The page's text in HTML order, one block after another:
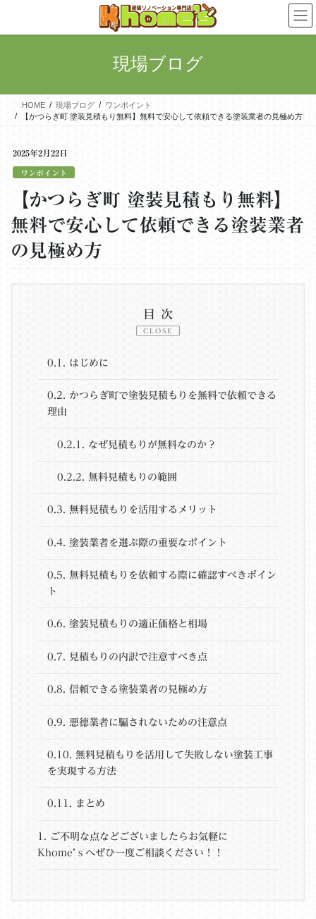
テ
移
ゲ
ン
現場ブログ
HOME 現場ブログ
ワンポイント
【かつらぎ町 塗装見積もり無料】無料で安心して依頼できる塗装業者の見極め方
2025年2月22日
ワンポイント
【かつらぎ町 塗装見積もり無料】
無料で安心して依頼できる塗装業者
の見極め方
目次
CLOSE
0.1. はじめに
0.2. かつらぎ町で塗装見積もりを無料で依頼できる
理由
0.2.1. なぜ見積もりが無料なのか？
0.2.2. 無料見積もりの範囲
0.3. 無料見積もりを活用するメリット
0.4. 塗装業者を選ぶ際の重要なポイント
0.5. 無料見積もりを依頼する際に確認すべきポイン
ト
0.6. 塗装見積もりの適正価格と相場
0.7. 見積もりの内訳で注意すべき点
0.8. 信頼できる塗装業者の見極め方
0.9. 悪徳業者に騙されないための注意点
0.10. 無料見積もりを活用して失敗しない塗装工事
を実現する方法
0.11. まとめ
1.
ご不明な点などございましたらお気軽に
Khome’ｓへぜひ一度ご相談ください！！